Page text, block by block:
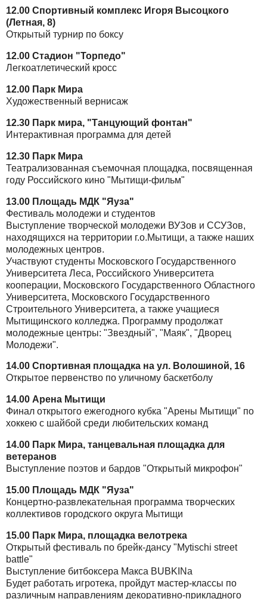
12.00 Спортивный комплекс Игоря Высоцкого
(Летная, 8)
Открытый турнир по боксу
12.00 Стадион "Торпедо"
Легкоатлетический кросс
12.00 Парк Мира
Художественный вернисаж
12.30 Парк мира, "Танцующий фонтан"
Интерактивная программа для детей
12.30 Парк Мира
Театрализованная съемочная площадка, посвященная
году Российского кино "Мытищи-фильм"
13.00 Площадь МДК "Яуза"
Фестиваль молодежи и студентов
Выступление творческой молодежи ВУЗов и ССУЗов,
находящихся на территории г.о.Мытищи, а также наших
молодежных центров.
Участвуют студенты Московского Государственного
Университета Леса, Российского Университета
кооперации, Московского Государственного Областного
Университета, Московского Государственного
Строительного Университета, а также учащиеся
Мытищинского колледжа. Программу продолжат
молодежные центры: "Звездный", "Маяк", "Дворец
Молодежи".
14.00 Спортивная площадка на ул. Волошиной, 16
Открытое первенство по уличному баскетболу
14.00 Арена Мытищи
Финал открытого ежегодного кубка "Арены Мытищи" по
хоккею с шайбой среди любительских команд
14.00 Парк Мира, танцевальная площадка для
ветеранов
Выступление поэтов и бардов "Открытый микрофон"
15.00 Площадь МДК "Яуза"
Концертно-развлекательная программа творческих
коллективов городского округа Мытищи
15.00 Парк Мира, площадка велотрека
Открытый фестиваль по брейк-дансу "Mytischi street
battle"
Выступление битбоксера Макса BUBKINа
Будет работать игротека, пройдут мастер-классы по
различным направлениям декоративно-прикладного